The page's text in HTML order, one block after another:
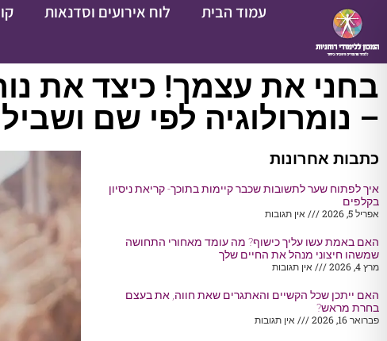
עמוד הבית לוח אירועים וסדנאות
בחני את עצמך! כיצד את
– נומרולוגיה לפי שם
כתבות אחרונות
איך לפתוח שער לתשובות שכבר קיימות בתוכך- קריאת ניסיון
בקלפים
אפריל 5, 2026
אין תגובות
האם באמת עשו עליך כישוף? מה עומד מאחורי התחושה
שמשהו חיצוני מנהל את החיים שלך
מרץ 4, 2026
אין תגובות
האם ייתכן שכל הקשיים והאתגרים שאת חווה, את בעצם
בחרת מראש?
פברואר 16, 2026
אין תגובות